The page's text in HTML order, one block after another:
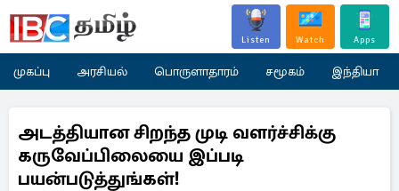
Listen Watch Apps
முகப்பு அரசியல் பொருளாதாரம் சமூகம் இந்தியா
அடத்தியான சிறந்த முடி வளர்ச்சிக்கு
கருவேப்பிலையை இப்படி
பயன்படுத்துங்கள்!